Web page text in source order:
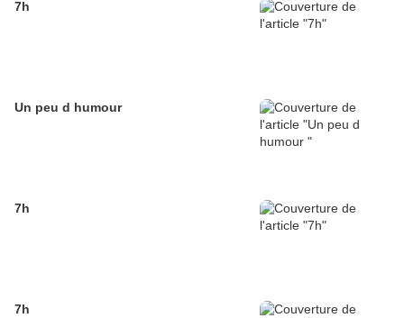
7h
Un peu d humour
7h
7h